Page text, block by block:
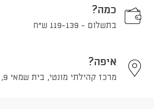
כמה?
בתשלום - 119-139 ש"ח
איפה?
מרכז קהילתי מונטי, בית שמאי 9, תל אביב - יפו